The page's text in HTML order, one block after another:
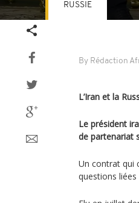
By Rédaction
RUSSIE
L’Iran et la
Le président
de partenariat
Un contrat qui
questions